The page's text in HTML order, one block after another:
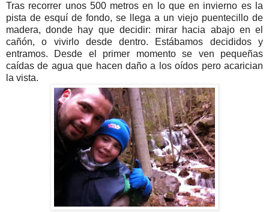
Tras recorrer unos 500 metros en lo que en invierno es la
pista de esquí de fondo, se llega a un viejo puentecillo de
madera, donde hay que decidir: mirar hacia abajo en el
cañón, o vivirlo desde dentro. Estábamos decididos y
entramos. Desde el primer momento se ven pequeñas
caídas de agua que hacen daño a los oídos pero acarician
la vista.